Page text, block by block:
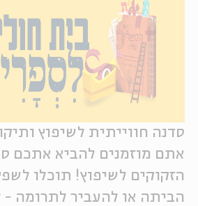
סדנה חווייתית לשיפוץ
אתם מוזמנים להביא אתכם
הזקוקים לשיפוץ! תוכלו
הביתה או להעביר לתרומה -